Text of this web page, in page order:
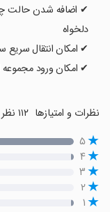
✔ اضافه شدن حالت
دلخواه
✔ امکان انتقال سریع
✔ امکان ورود
نظرات و امتیازها
۵
۴
۳
۲
۱